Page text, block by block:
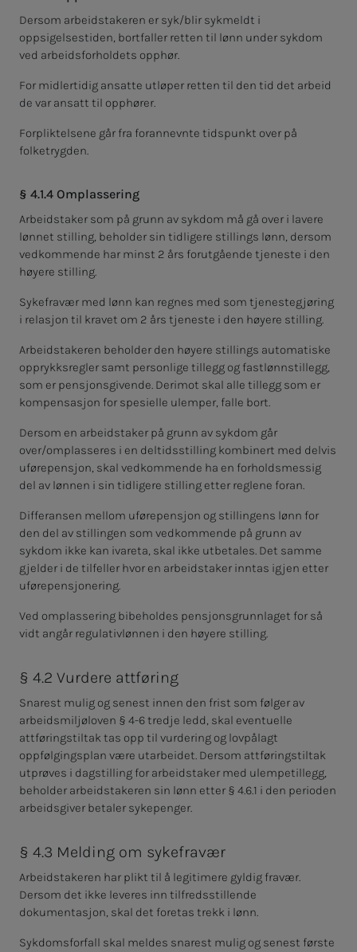
Dersom arbeidstakeren er syk/blir sykmeldt i
oppsigelsestiden, bortfaller retten til lønn under sykdom
ved arbeidsforholdets opphør.
For midlertidig ansatte utløper retten til den tid det arbeid
de var ansatt til opphører.
Forpliktelsene går fra forannevnte tidspunkt over på
folketrygden.
§ 4.1.4 Omplassering
Arbeidstaker som på grunn av sykdom må gå over i lavere
lønnet stilling, beholder sin tidligere stillings lønn, dersom
vedkommende har minst 2 års forutgående tjeneste i den
høyere stilling.
Sykefravær med lønn kan regnes med som tjenestegjøring
i relasjon til kravet om 2 års tjeneste i den høyere stilling.
Arbeidstakeren beholder den høyere stillings automatiske
opprykksregler samt personlige tillegg og fastlønnstillegg,
som er pensjonsgivende. Derimot skal alle tillegg som er
kompensasjon for spesielle ulemper, falle bort.
Dersom en arbeidstaker på grunn av sykdom går
over/omplasseres i en deltidsstilling kombinert med delvis
uførepensjon, skal vedkommende ha en forholdsmessig
del av lønnen i sin tidligere stilling etter reglene foran.
Differansen mellom uførepensjon og stillingens lønn for
den del av stillingen som vedkommende på grunn av
sykdom ikke kan ivareta, skal ikke utbetales. Det samme
gjelder i de tilfeller hvor en arbeidstaker inntas igjen etter
uførepensjonering.
Ved omplassering bibeholdes pensjonsgrunnlaget for så
vidt angår regulativlønnen i den høyere stilling.
§ 4.2 Vurdere attføring
Snarest mulig og senest innen den frist som følger av
arbeidsmiljøloven § 4-6 tredje ledd, skal eventuelle
attføringstiltak tas opp til vurdering og lovpålagt
oppfølgingsplan være utarbeidet. Dersom attføringstiltak
utprøves i dagstilling for arbeidstaker med ulempetillegg,
beholder arbeidstakeren sin lønn etter § 4.6.1 i den perioden
arbeidsgiver betaler sykepenger.
§ 4.3 Melding om sykefravær
Arbeidstakeren har plikt til å legitimere gyldig fravær.
Dersom det ikke leveres inn tilfredsstillende
dokumentasjon, skal det foretas trekk i lønn.
Sykdomsforfall skal meldes snarest mulig og senest første